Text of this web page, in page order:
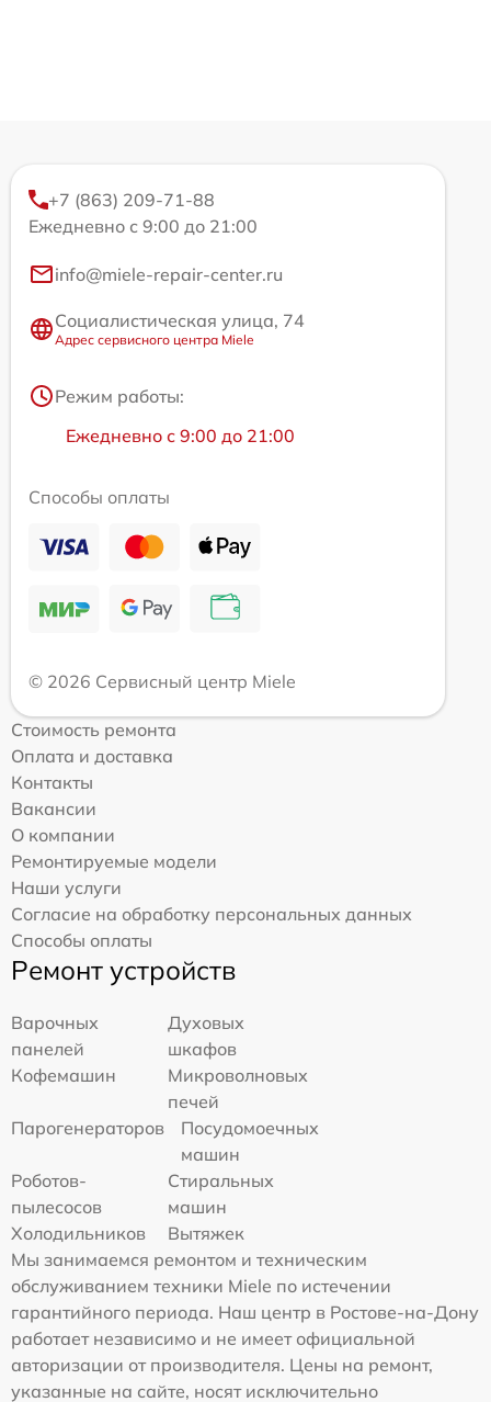
+7 (863) 209-71-88
Ежедневно с 9:00 до 21:00
info@miele-repair-center.ru
Социалистическая улица, 74
Адрес сервисного центра Miele
Режим работы:
Ежедневно с 9:00 до 21:00
Способы оплаты
© 2026 Сервисный центр Miele
Стоимость ремонта
Оплата и доставка
Контакты
Вакансии
О компании
Ремонтируемые модели
Наши услуги
Согласие на обработку персональных данных
Способы оплаты
Ремонт устройств
Варочных
панелей
Духовых
шкафов
Кофемашин
Микроволновых
печей
Парогенераторов
Посудомоечных
машин
Роботов-
пылесосов
Стиральных
машин
Холодильников
Вытяжек
Мы занимаемся ремонтом и техническим
обслуживанием техники Miele по истечении
гарантийного периода. Наш центр в Ростове-на-Дону
работает независимо и не имеет официальной
авторизации от производителя. Цены на ремонт,
указанные на сайте, носят исключительно